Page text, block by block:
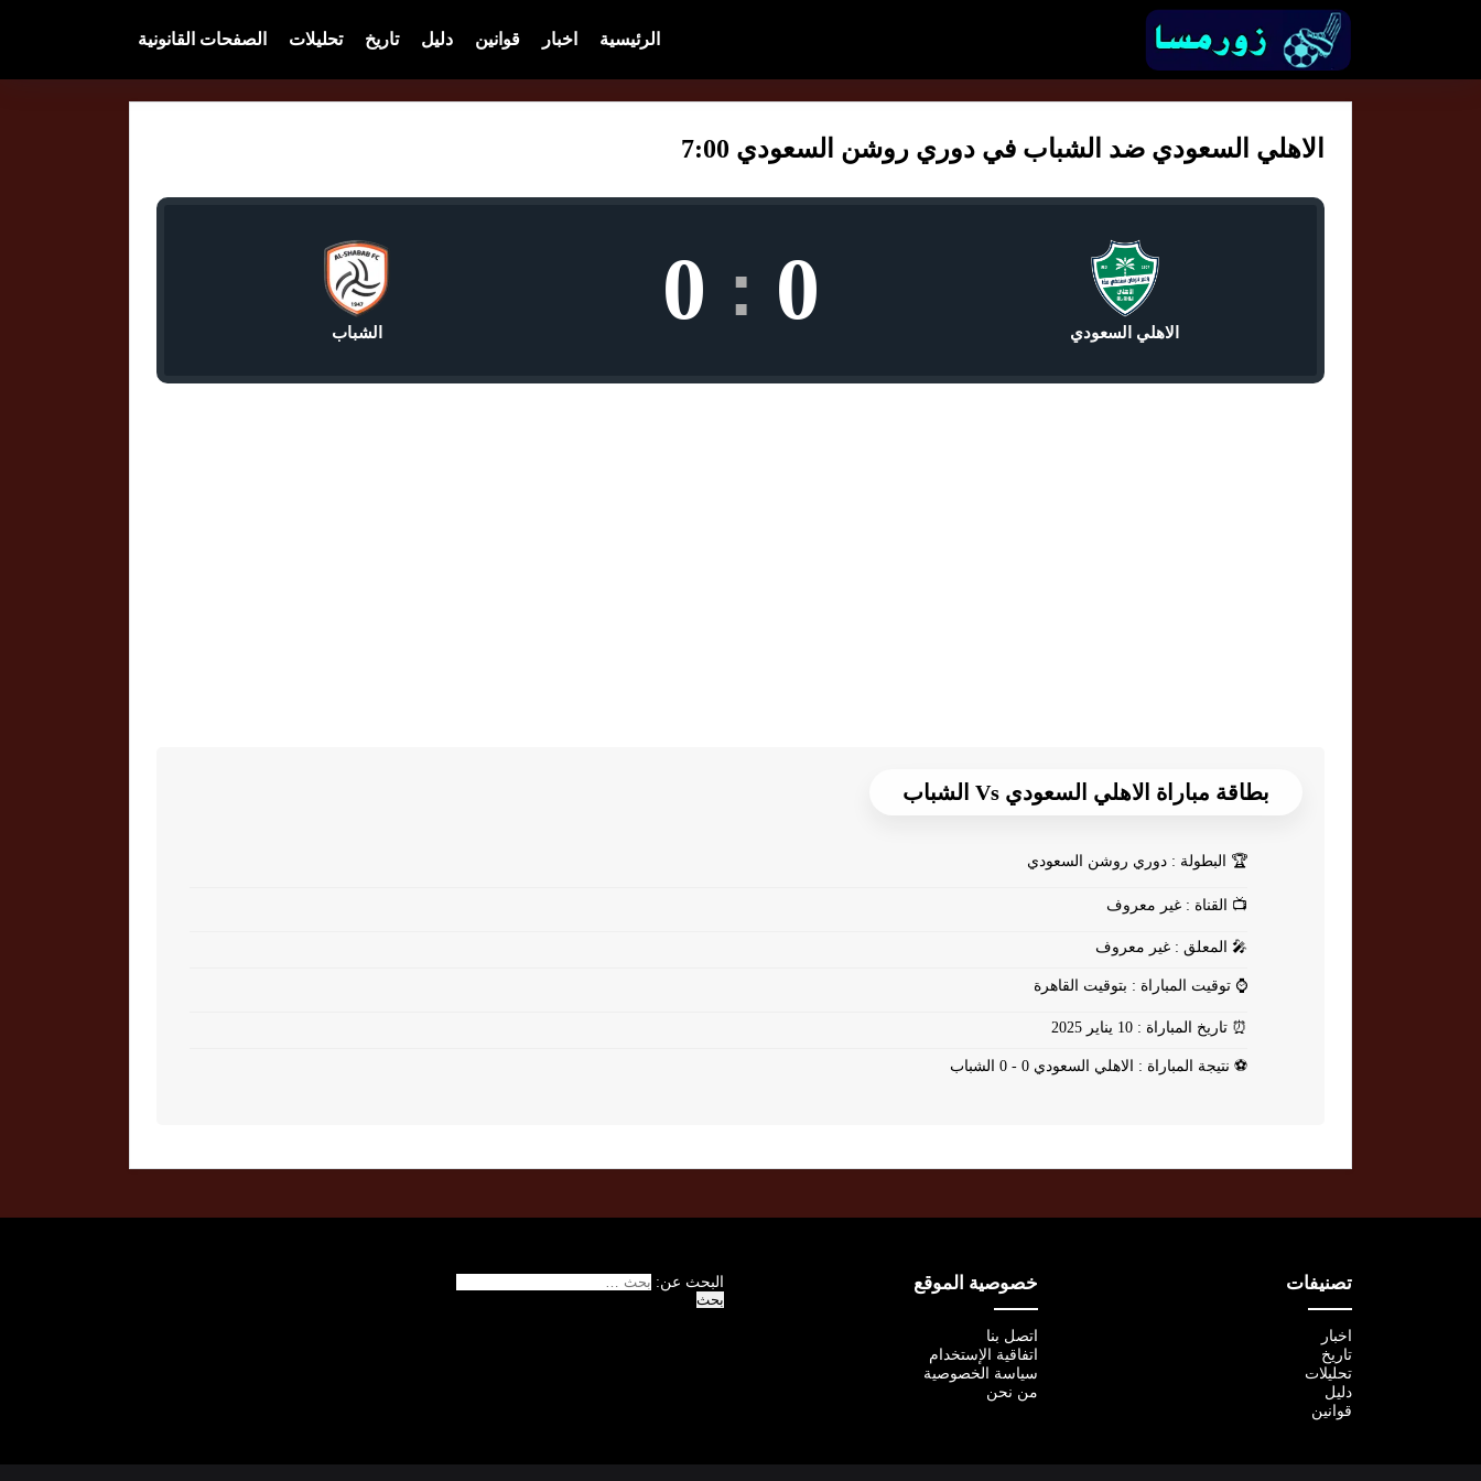
الرئيسية اخبار قوانين دليل تاريخ تحليلات الصفحات القانونية
الاهلي السعودي ضد الشباب في دوري روشن السعودي 7:00
الاهلي السعودي 0
:
0 الشباب
بطاقة مباراة الاهلي السعودي Vs الشباب
🏆 البطولة : دوري روشن السعودي
📺 القناة : غير معروف
🎤 المعلق : غير معروف
⌚ توقيت المباراة : بتوقيت القاهرة
⏰ تاريخ المباراة : 10 يناير 2025
⚽ نتيجة المباراة : الاهلي السعودي 0 - 0 الشباب
تصنيفات
اخبار
تاريخ
تحليلات
دليل
قوانين
خصوصية الموقع
اتصل بنا
اتفاقية الإستخدام
سياسة الخصوصية
من نحن
البحث عن: